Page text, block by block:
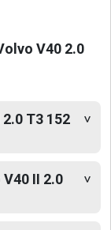
V40 2.0
T3 152
II 2.0